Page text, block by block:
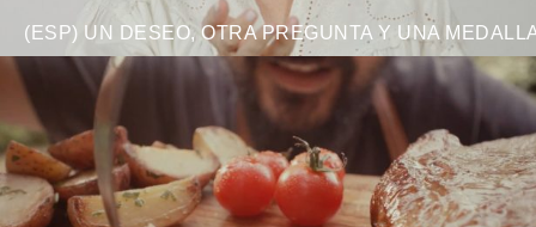
(ESP) UN DESEO, OTRA PREGUNTA Y UNA